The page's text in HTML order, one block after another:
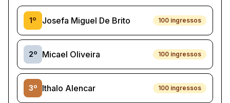
1º Josefa Miguel De Brito 100 ingressos
2º Micael Oliveira 100 ingressos
3º Ithalo Alencar 100 ingressos